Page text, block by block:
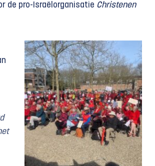
de pro-Israëlorganisatie Christenen